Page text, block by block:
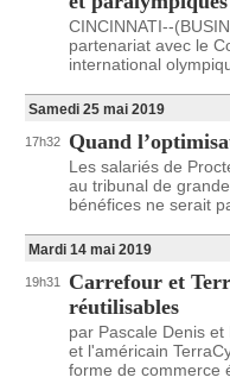
CINCINNATI--
partenariat avec le
international
Samedi 25 mai 2019
17h32 Quand
Les salariés de
au tribunal de
bénéfices ne serait
Mardi 14 mai 2019
19h31
Carrefour et
réutilisables
par Pascale Denis
et l'américain
forme de commerce